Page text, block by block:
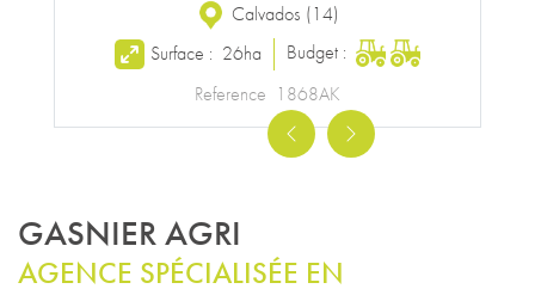
Calvados (14)
Surface : 26ha
Budget :
Reference 1868AK
PreviousNext
GASNIER AGRI
AGENCE SPÉCIALISÉE EN